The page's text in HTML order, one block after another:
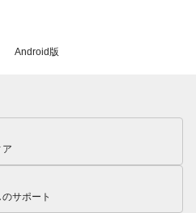
Android版
サポート